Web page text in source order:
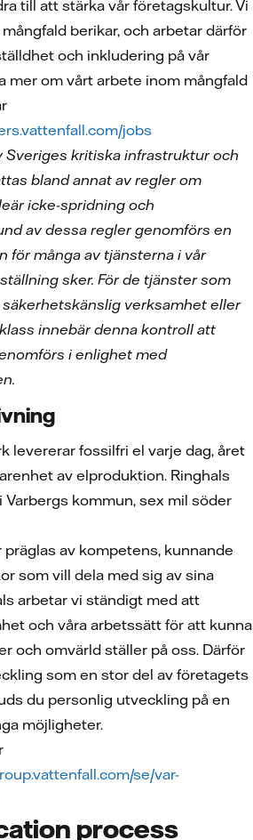
till att stärka vår företagskultur. Vi
berikar, och arbetar därför
och inkludering på vår
mer om vårt arbete inom mångfald
jobs
Sveriges kritiska infrastruktur och
bland annat av regler om
icke-spridning och
av dessa regler genomförs en
för många av tjänsterna i vår
sker. För de tjänster som
verksamhet eller
innebär denna kontroll att
i enlighet med
levererar fossilfri el varje dag, året
av elproduktion. Ringhals
kommun, sex mil söder
av kompetens, kunnande
som vill dela med sig av sina
arbetar vi ständigt med att
och våra arbetssätt för att kunna
och omvärld ställer på oss. Därför
som en stor del av företagets
du personlig utveckling på en
möjligheter.
se/var-
process